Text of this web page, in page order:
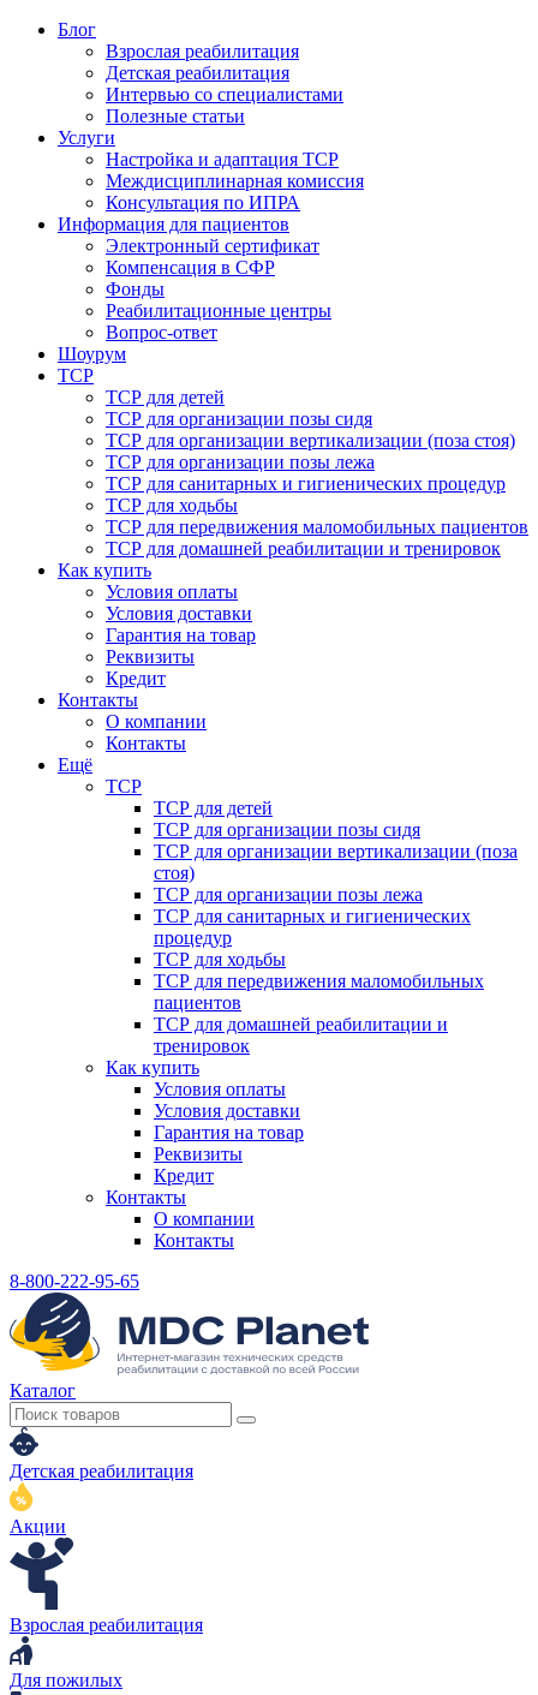
Блог
Взрослая реабилитация
Детская реабилитация
Интервью со специалистами
Полезные статьи
Услуги
Настройка и адаптация ТСР
Междисциплинарная комиссия
Консультация по ИПРА
Информация для пациентов
Электронный сертификат
Компенсация в СФР
Фонды
Реабилитационные центры
Вопрос-ответ
Шоурум
ТСР
ТСР для детей
ТСР для организации позы сидя
ТСР для организации вертикализации (поза стоя)
ТСР для организации позы лежа
ТСР для санитарных и гигиенических процедур
ТСР для ходьбы
ТСР для передвижения маломобильных пациентов
ТСР для домашней реабилитации и тренировок
Как купить
Условия оплаты
Условия доставки
Гарантия на товар
Реквизиты
Кредит
Контакты
О компании
Контакты
Ещё
ТСР
ТСР для детей
ТСР для организации позы сидя
ТСР для организации вертикализации (поза
стоя)
ТСР для организации позы лежа
ТСР для санитарных и гигиенических
процедур
ТСР для ходьбы
ТСР для передвижения маломобильных
пациентов
ТСР для домашней реабилитации и
тренировок
Как купить
Условия оплаты
Условия доставки
Гарантия на товар
Реквизиты
Кредит
Контакты
О компании
Контакты
8-800-222-95-65
Каталог
Детская реабилитация
Акции
Взрослая реабилитация
Для пожилых